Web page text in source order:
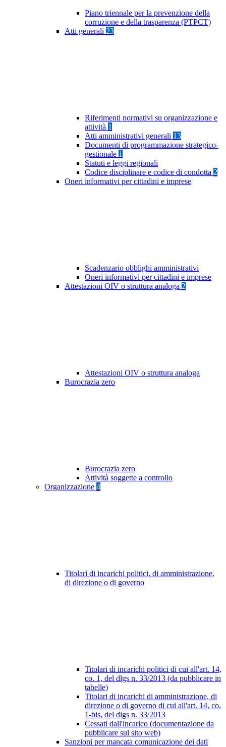
Piano triennale per la prevenzione della
corruzione e della trasparenza (PTPCT)
Atti generali 23
Riferimenti normativi su organizzazione e
attività 1
Atti amministrativi generali 13
Documenti di programmazione strategico-
gestionale 1
Statuti e leggi regionali
Codice disciplinare e codice di condotta 2
Oneri informativi per cittadini e imprese
Scadenzario obblighi amministrativi
Oneri informativi per cittadini e imprese
Attestazioni OIV o struttura analoga 2
Attestazioni OIV o struttura analoga
Burocrazia zero
Burocrazia zero
Attività soggette a controllo
Organizzazione 4
Titolari di incarichi politici, di amministrazione,
di direzione o di governo
Titolari di incarichi politici di cui all'art. 14,
co. 1, del dlgs n. 33/2013 (da pubblicare in
tabelle)
Titolari di incarichi di amministrazione, di
direzione o di governo di cui all'art. 14, co.
1-bis, del dlgs n. 33/2013
Cessati dall'incarico (documentazione da
pubblicare sul sito web)
Sanzioni per mancata comunicazione dei dati